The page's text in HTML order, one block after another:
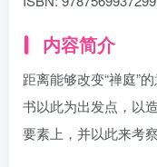
内容简介
距离能够改变“禅庭”
书以此为出发点，以
要素上，并以此来考